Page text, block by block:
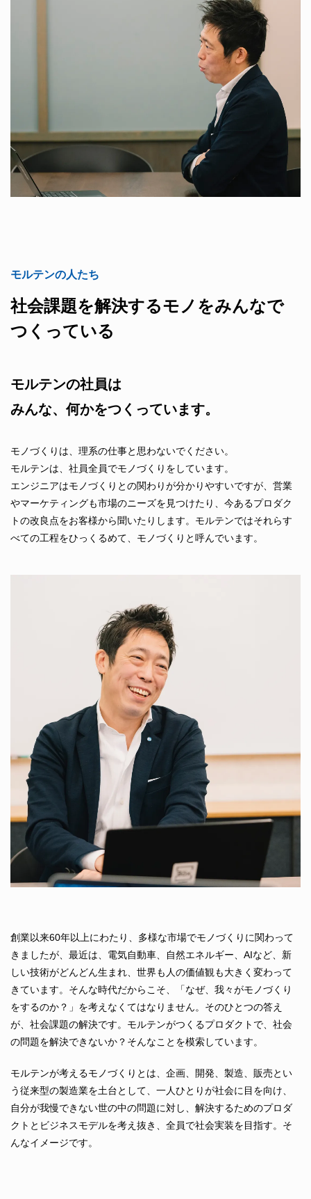
モルテンの人たち
社会課題を解決するモノをみんなで
つくっている
モルテンの社員は
みんな、何かをつくっています。
モノづくりは、理系の仕事と思わないでください。
モルテンは、社員全員でモノづくりをしています。
エンジニアはモノづくりとの関わりが分かりやすいですが、営業
やマーケティングも市場のニーズを見つけたり、今あるプロダク
トの改良点をお客様から聞いたりします。モルテンではそれらす
べての工程をひっくるめて、モノづくりと呼んでいます。
創業以来60年以上にわたり、多様な市場でモノづくりに関わって
きましたが、最近は、電気自動車、自然エネルギー、AIなど、新
しい技術がどんどん生まれ、世界も人の価値観も大きく変わって
きています。そんな時代だからこそ、「なぜ、我々がモノづくり
をするのか？」を考えなくてはなりません。そのひとつの答え
が、社会課題の解決です。モルテンがつくるプロダクトで、社会
の問題を解決できないか？そんなことを模索しています。
モルテンが考えるモノづくりとは、企画、開発、製造、販売とい
う従来型の製造業を土台として、一人ひとりが社会に目を向け、
自分が我慢できない世の中の問題に対し、解決するためのプロダ
クトとビジネスモデルを考え抜き、全員で社会実装を目指す。そ
んなイメージです。